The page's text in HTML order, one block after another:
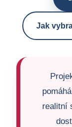
Jak
realitní